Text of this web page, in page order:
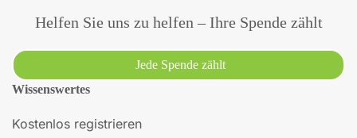
Helfen Sie uns zu helfen – Ihre Spende zählt
Jede Spende zählt
Wissenswertes
Kostenlos registrieren